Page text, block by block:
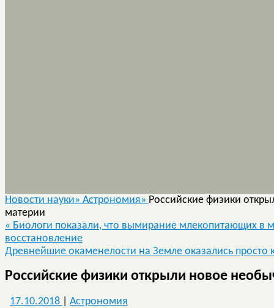
Новости науки» Астрономия» Российские физики
материи
« Биологи показали, что вымирание млекопитающих в
восстановление
Древнейшие окаменелости на Земле оказались
Российские физики открыли новое
17.10.2018 Астрономия